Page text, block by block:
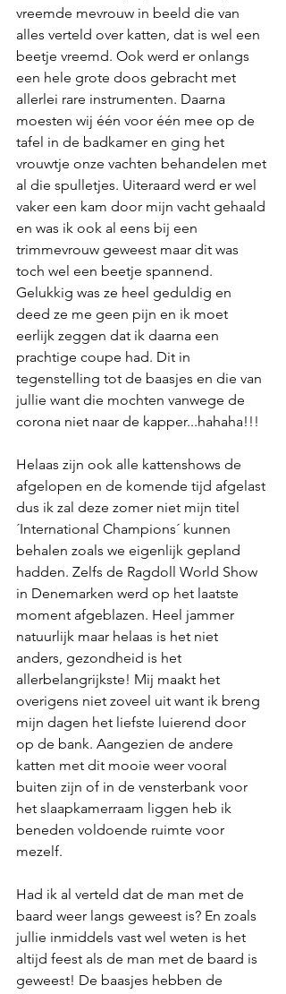
vreemde mevrouw in beeld die van
alles verteld over katten, dat is wel een
beetje vreemd. Ook werd er onlangs
een hele grote doos gebracht met
allerlei rare instrumenten. Daarna
moesten wij één voor één mee op de
tafel in de badkamer en ging het
vrouwtje onze vachten behandelen met
al die spulletjes. Uiteraard werd er wel
vaker een kam door mijn vacht gehaald
en was ik ook al eens bij een
trimmevrouw geweest maar dit was
toch wel een beetje spannend.
Gelukkig was ze heel geduldig en
deed ze me geen pijn en ik moet
eerlijk zeggen dat ik daarna een
prachtige coupe had. Dit in
tegenstelling tot de baasjes en die van
jullie want die mochten vanwege de
corona niet naar de kapper...hahaha!!!
Helaas zijn ook alle kattenshows de
afgelopen en de komende tijd afgelast
dus ik zal deze zomer niet mijn titel
´International Champions´ kunnen
behalen zoals we eigenlijk gepland
hadden. Zelfs de Ragdoll World Show
in Denemarken werd op het laatste
moment afgeblazen. Heel jammer
natuurlijk maar helaas is het niet
anders, gezondheid is het
allerbelangrijkste! Mij maakt het
overigens niet zoveel uit want ik breng
mijn dagen het liefste luierend door
op de bank. Aangezien de andere
katten met dit mooie weer vooral
buiten zijn of in de vensterbank voor
het slaapkamerraam liggen heb ik
beneden voldoende ruimte voor
mezelf.
Had ik al verteld dat de man met de
baard weer langs geweest is? En zoals
jullie inmiddels vast wel weten is het
altijd feest als de man met de baard is
geweest! De baasjes hebben de